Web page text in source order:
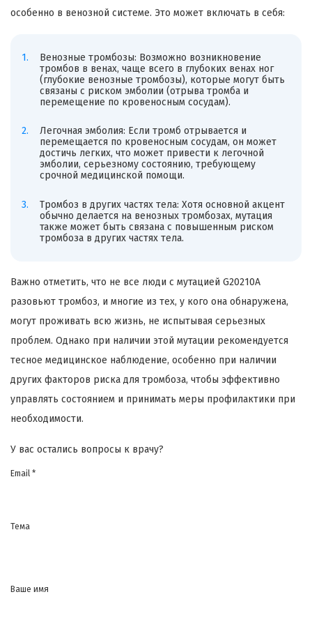
особенно в венозной системе. Это может включать в себя:
Венозные тромбозы: Возможно возникновение
тромбов в венах, чаще всего в глубоких венах ног
(глубокие венозные тромбозы), которые могут быть
связаны с риском эмболии (отрыва тромба и
перемещение по кровеносным сосудам).
Легочная эмболия: Если тромб отрывается и
перемещается по кровеносным сосудам, он может
достичь легких, что может привести к легочной
эмболии, серьезному состоянию, требующему
срочной медицинской помощи.
Тромбоз в других частях тела: Хотя основной акцент
обычно делается на венозных тромбозах, мутация
также может быть связана с повышенным риском
тромбоза в других частях тела.
Важно отметить, что не все люди с мутацией G20210A
разовьют тромбоз, и многие из тех, у кого она обнаружена,
могут проживать всю жизнь, не испытывая серьезных
проблем. Однако при наличии этой мутации рекомендуется
тесное медицинское наблюдение, особенно при наличии
других факторов риска для тромбоза, чтобы эффективно
управлять состоянием и принимать меры профилактики при
необходимости.
У вас остались вопросы к врачу?
Email *
Тема
Ваше имя